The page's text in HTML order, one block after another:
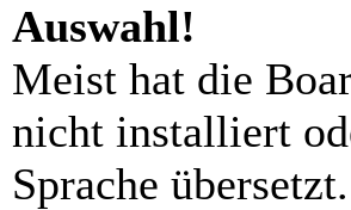
Auswahl!
Meist hat die
nicht installiert
Sprache